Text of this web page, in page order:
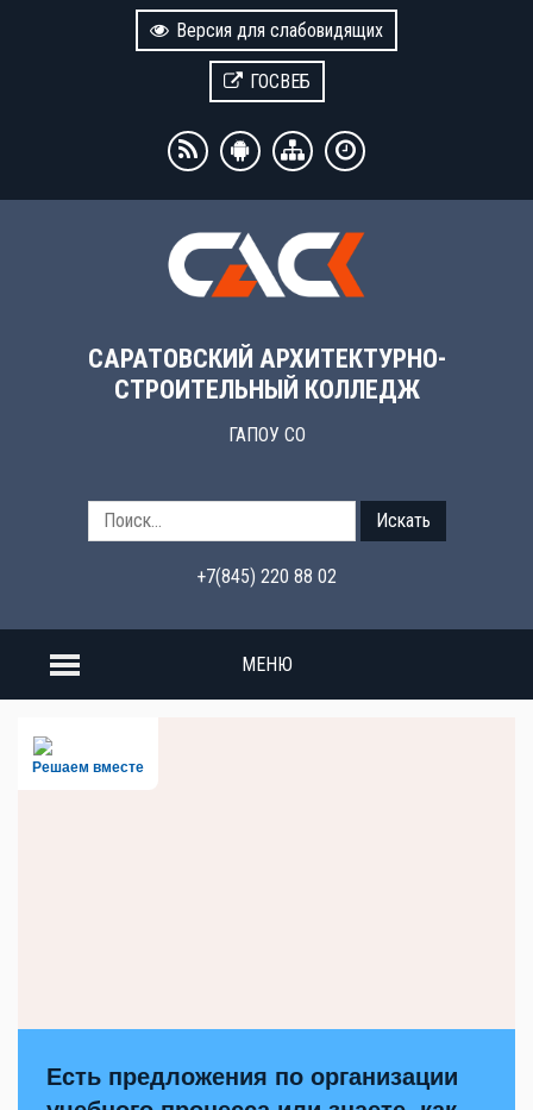
Версия для слабовидящих
ГОСВЕБ
САРАТОВСКИЙ АРХИТЕКТУРНО-
СТРОИТЕЛЬНЫЙ КОЛЛЕДЖ
ГАПОУ СО
Искать
+7(845) 220 88 02
МЕНЮ
Решаем вместе
Есть предложения по организации